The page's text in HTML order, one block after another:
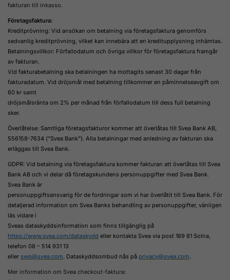
fakturan till inkasso.
Företagsfaktura:
Kreditprövning: Vid ansökan om betalning via företagsfaktura genomförs
sedvanlig kreditprövning, vilket kan innebära att en kreditupplysning inhämtas.
Betalningsvillkor: Förfallodatum och övriga villkor för företagsfaktura framgår
av fakturan.
Vid fakturabetalning ska betalningen ha mottagits senast 30 dagar från
fakturadatum. Vid dröjsmål med betalning tillkommer en påminnelseavgift om
60 kr samt
dröjsmålsränta om 2% per månad från förfallodatum till dess full betalning
sker.
Överlåtelse: Samtliga företagsfakturor kommer att överlåtas till Svea Bank AB,
556158-7634 (”Svea Bank”). Alla betalningar med anledning av fakturan ska
erläggas till Svea Bank.
GDPR: Vid betalning via företagsfaktura kommer fakturan att överlåtas till Svea
Bank AB och vi delar då företagskundens personuppgifter med Svea Bank.
Svea Bank är
personuppgiftsansvarig för de fordringar som vi har överlåtit till Svea Bank. För
detaljerad information om Svea Banks behandling av personuppgifter, vänligen
läs vidare i
Sveas dataskyddsinformation som finns tillgänglig på
https://www.svea.com/dataskydd eller kontakta Svea via post 169 81 Solna,
telefon 08 – 514 931 13
eller swp@svea.com. Dataskyddsombud nås på privacy@svea.com.
Mer information om Svea checkout-faktura: